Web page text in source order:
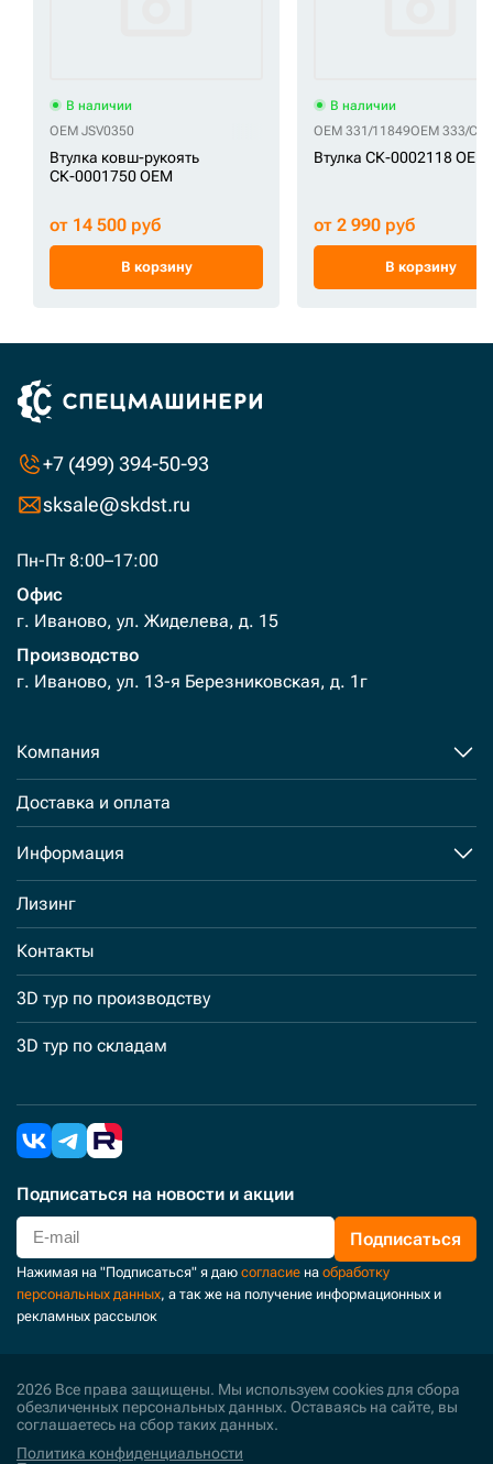
В наличии
OEM JSV0350
Втулка ковш-рукоять
СК-0001750 OEM
от 14 500 руб
В корзину
В наличии
OEM 331/11849OEM 333/
Втулка СК-0002118 OEM
от 2 990 руб
В корзину
+7 (499) 394-50-93
sksale@skdst.ru
Пн-Пт 8:00–17:00
Офис
г. Иваново, ул. Жиделева, д. 15
Производство
г. Иваново, ул. 13-я Березниковская, д. 1г
Компания
Доставка и оплата
Информация
Лизинг
Контакты
3D тур по производству
3D тур по складам
Подписаться на новости и акции
Подписаться
Нажимая на "Подписаться" я даю согласие на обработку
персональных данных, а так же на получение информационных и
рекламных рассылок
2026 Все права защищены. Мы используем cookies для сбора
обезличенных персональных данных. Оставаясь на сайте, вы
соглашаетесь на сбор таких данных.
Политика конфиденциальности